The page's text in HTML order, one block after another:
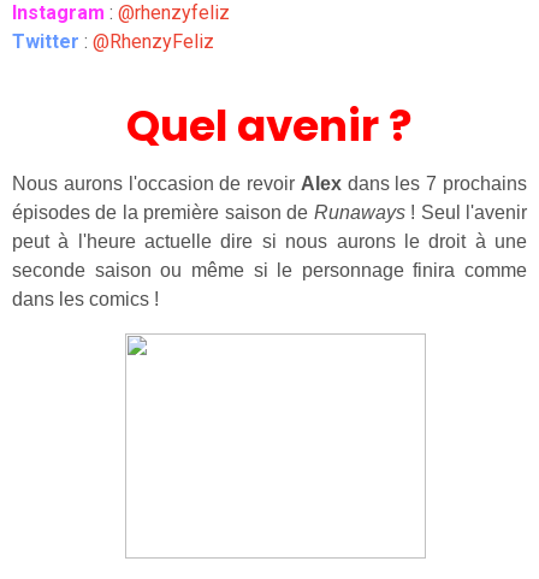
Instagram : @rhenzyfeliz
Twitter : @RhenzyFeliz
Quel avenir ?
Nous aurons l'occasion de revoir Alexdans les 7 prochains
épisodes de la première saison de Runaways! Seul l'avenir
peut à l'heure actuelle dire si nous aurons le droit à une
seconde saison ou même si le personnage finira comme
dans les comics !